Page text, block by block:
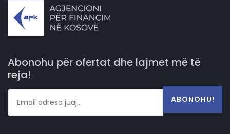
Abonohu për ofertat dhe lajmet më të
reja!
ABONOHU!